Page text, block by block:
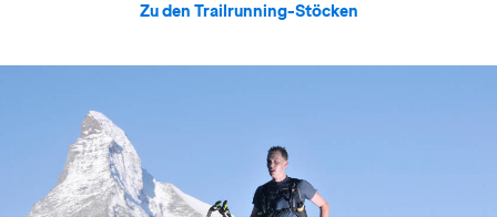
Zu den Trailrunning-Stöcken